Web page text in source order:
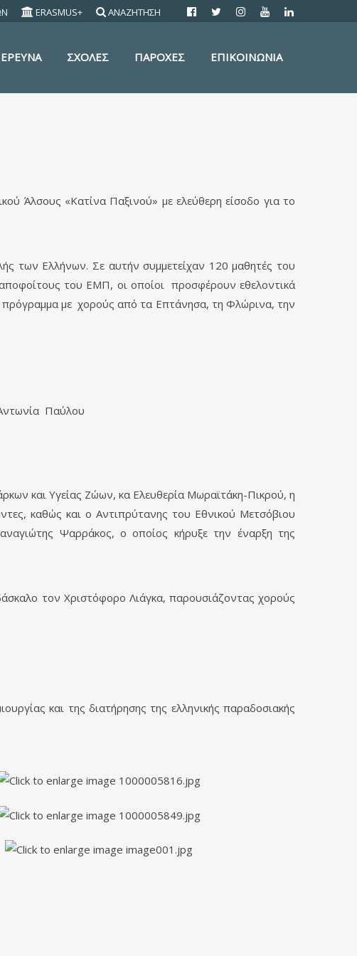
ERASMUS+ ΑΝΑΖΗΤΗΣΗ
ΣΧΟΛΕΣ ΠΑΡΟΧΕΣ ΕΠΙΚΟΙΝΩΝΙΑ
Άλσους «Κατίνα Παξινού» με ελεύθερη είσοδο για το
των Ελλήνων. Σε αυτήν συμμετείχαν 120 μαθητές του
του ΕΜΠ, οι οποίοι προσφέρουν εθελοντικά
πρόγραμμα με χορούς από τα Επτάνησα, τη Φλώρινα, την
Παύλου
και Υγείας Ζώων, κα Ελευθερία Μωραϊτάκη-Πικρού, η
καθώς και ο Αντιπρύτανης του Εθνικού Μετσόβιου
Ψαρράκος, ο οποίος κήρυξε την έναρξη της
τον Χριστόφορο Λιάγκα, παρουσιάζοντας χορούς
και της διατήρησης της ελληνικής παραδοσιακής